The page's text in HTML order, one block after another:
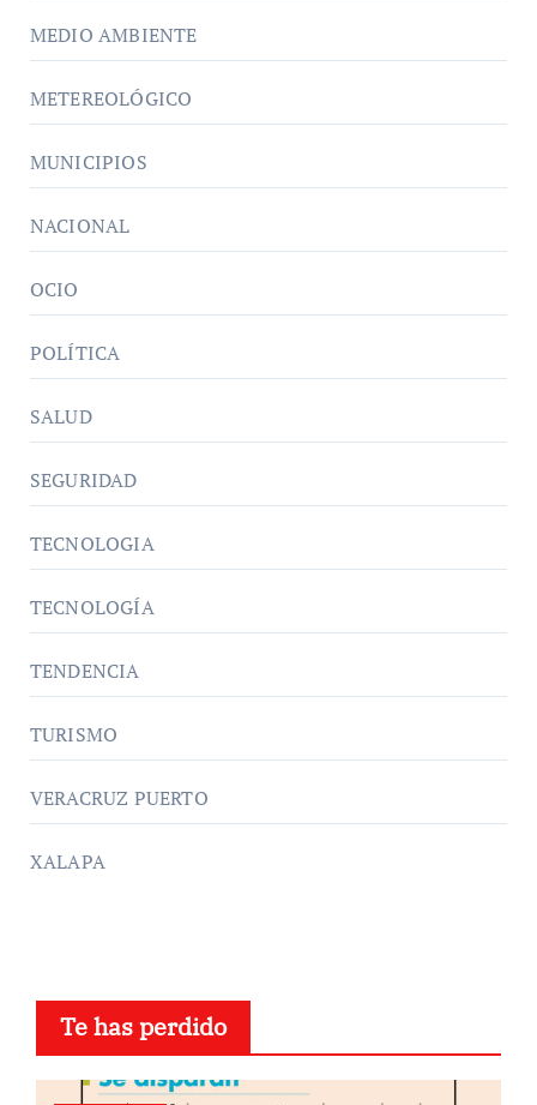
MEDIO AMBIENTE
METEREOLÓGICO
MUNICIPIOS
NACIONAL
OCIO
POLÍTICA
SALUD
SEGURIDAD
TECNOLOGIA
TECNOLOGÍA
TENDENCIA
TURISMO
VERACRUZ PUERTO
XALAPA
Te has perdido